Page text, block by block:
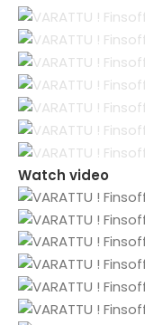
Watch video